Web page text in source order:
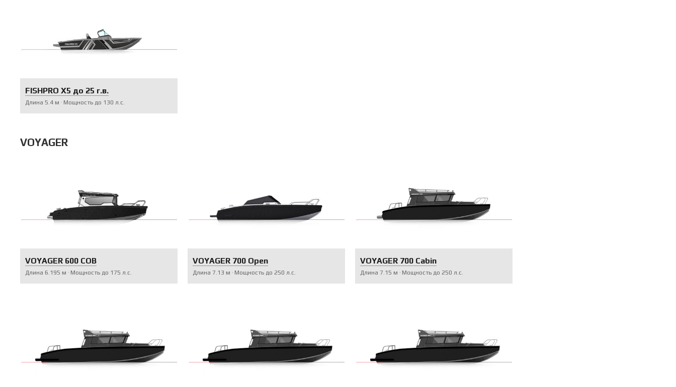
FISHPRO X5 до 25 г.в.
Длина 5.4 м Мощность до 130 л.с.
VOYAGER
VOYAGER 600 COB
Длина 6.195 м Мощность до 175 л.с.
VOYAGER 700 Open
Длина 7.13 м Мощность до 250 л.с.
VOYAGER 700 Cabin
Длина 7.15 м Мощность до 250 л.с.